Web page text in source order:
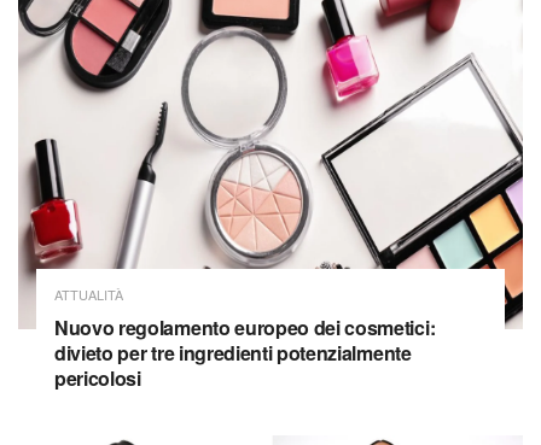
ATTUALITÀ
Nuovo regolamento europeo dei cosmetici:
divieto per tre ingredienti potenzialmente
pericolosi